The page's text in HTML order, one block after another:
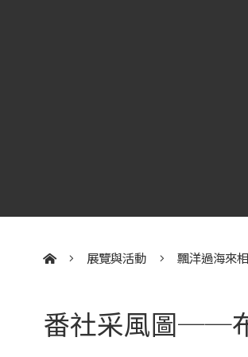
展覽與活動 飄洋過海來
番社采風圖──